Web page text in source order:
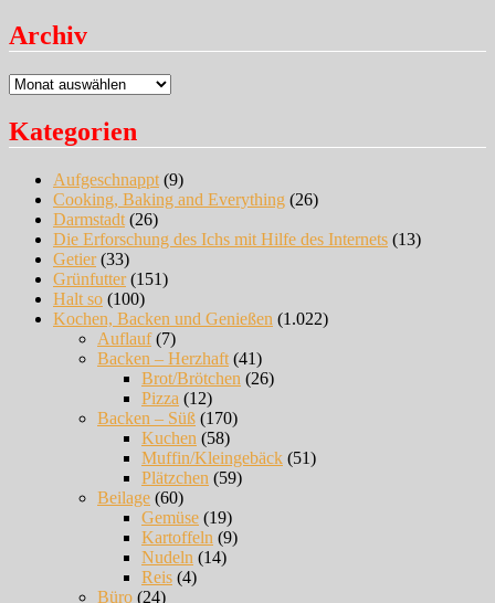
Archiv
Archiv
Kategorien
Aufgeschnappt (9)
Cooking, Baking and Everything (26)
Darmstadt (26)
Die Erforschung des Ichs mit Hilfe des Internets (13)
Getier(33)
Grünfutter(151)
Halt so (100)
Kochen, Backen und Genießen (1.022)
Auflauf(7)
Backen – Herzhaft (41)
Brot/Brötchen (26)
Pizza (12)
Backen – Süß (170)
Kuchen (58)
Muffin/Kleingebäck (51)
Plätzchen (59)
Beilage (60)
Gemüse (19)
Kartoffeln (9)
Nudeln (14)
Reis (4)
Büro (24)